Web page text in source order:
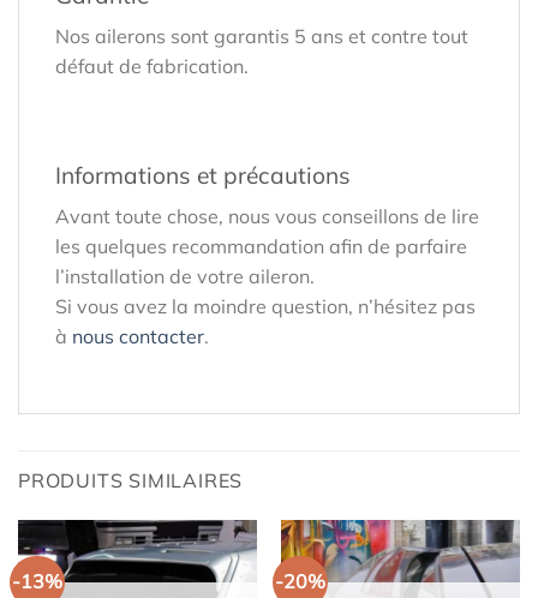
Nos ailerons sont garantis 5 ans et contre tout
défaut de fabrication.
Informations et précautions
Avant toute chose, nous vous conseillons de lire
les quelques recommandation afin de parfaire
l’installation de votre aileron.
Si vous avez la moindre question, n’hésitez pas
à nous contacter.
PRODUITS SIMILAIRES
-13%
-20%